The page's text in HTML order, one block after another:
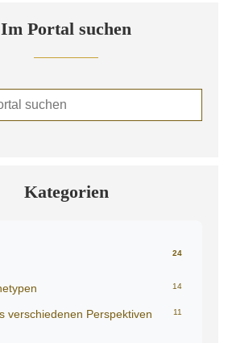
Im Portal suchen
Kategorien
24
14
verschiedenen Perspektiven 11